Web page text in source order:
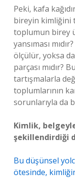
Peki, kafa
bireyin kimliğini
toplumun birey
yansıması
ölçülür, yoksa
parçası mıdır?
tartışmalarla
toplumlarının
sorunlarıyla da
Kimlik,
şekillendirdiği
Bu düşünsel
ötesinde,